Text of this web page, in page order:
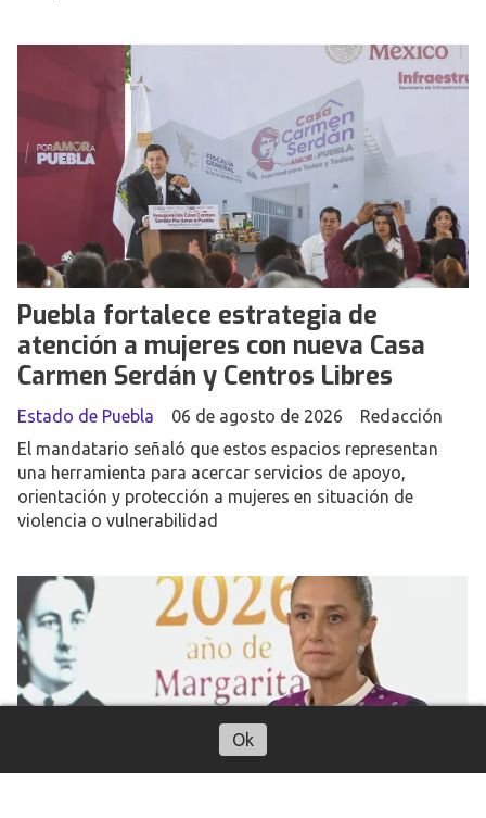
Puebla fortalece estrategia de
atención a mujeres con nueva Casa
Carmen Serdán y Centros Libres
Redacción
Estado de Puebla
06 de agosto de 2026
El mandatario señaló que estos espacios representan
una herramienta para acercar servicios de apoyo,
orientación y protección a mujeres en situación de
violencia o vulnerabilidad
Ok